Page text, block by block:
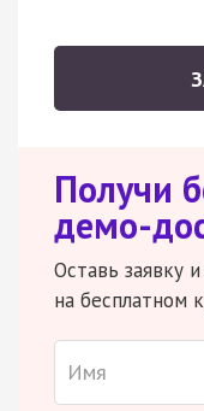
Получи
демо-
Оставь заявку
на бесплатном